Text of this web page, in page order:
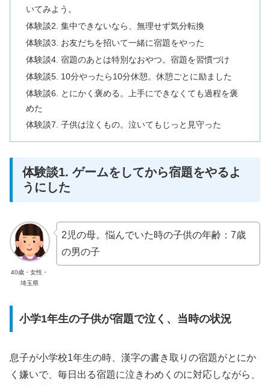
いてみよう。
体験談2. 集中できないなら、無理せず気分転換
体験談3. お友だちを招いて一緒に宿題をやった
体験談4. 宿題のあとは特別なおやつ。宿題を習慣づけ
体験談5. 10分やったら10分休憩。休憩ごとに励ました
体験談6. とにかく褒める。上手にできなくても過程を褒
めた
体験談7. 子供は泣くもの。泣いてもじっと見守った
体験談1. ゲームをしてから宿題をやるよ
うにした
40歳・女性・
埼玉県
2児の母。悩んでいた時の子供の年齢：7歳
の男の子
小学1年生の子供が宿題で泣く、当時の状況
息子が小学校1年生の時、漢字の書き取りの宿題がとにか
く嫌いで、毎日出る宿題に泣きわめくのに対応しながら、